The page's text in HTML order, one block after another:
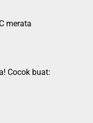
merata
Cocok buat: